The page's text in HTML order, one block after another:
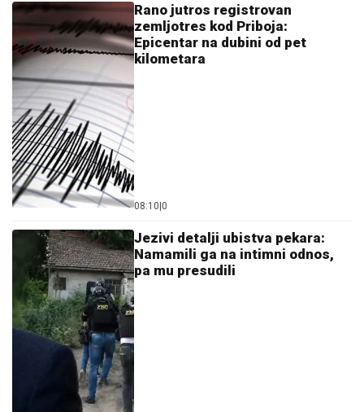
Rano jutros registrovan
zemljotres kod Priboja:
Epicentar na dubini od pet
kilometara
08:10 0
Jezivi detalji ubistva pekara:
Namamili ga na intimni odnos,
pa mu presudili